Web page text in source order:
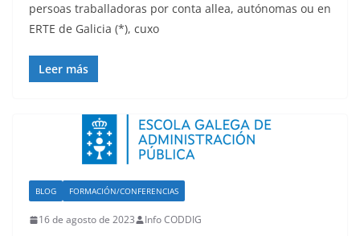
persoas traballadoras por conta allea, autónomas ou en
ERTE de Galicia (*), cuxo
Leer más
BLOG FORMACIÓN/CONFERENCIAS
16 de agosto de 2023 Info CODDIG